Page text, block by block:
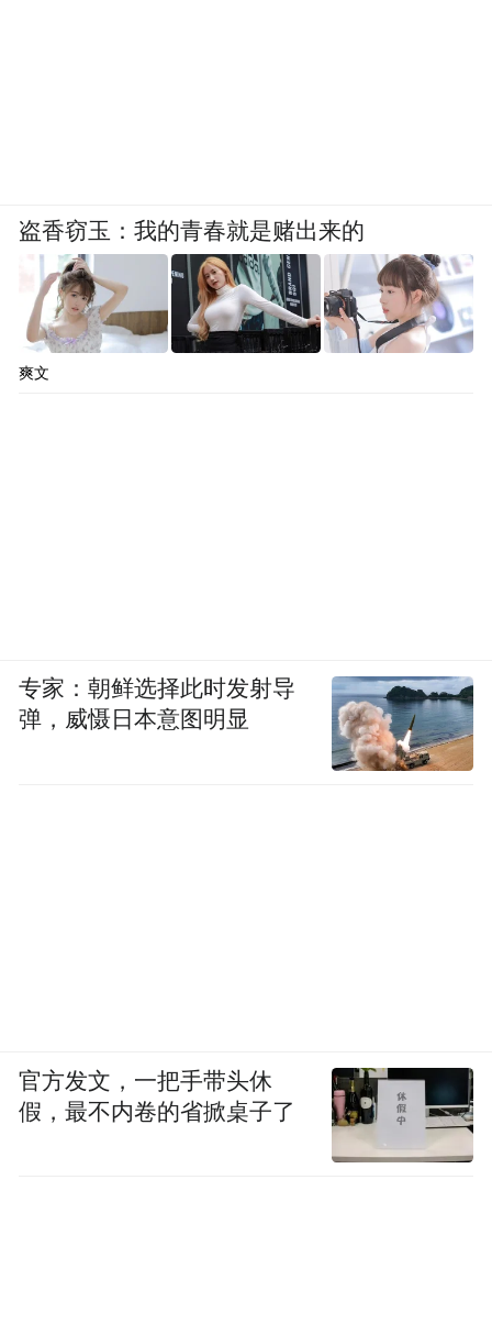
盗香窃玉：我的青春就是赌出来的
爽文
专家：朝鲜选择此时发射导
弹，威慑日本意图明显
官方发文，一把手带头休
假，最不内卷的省掀桌子了